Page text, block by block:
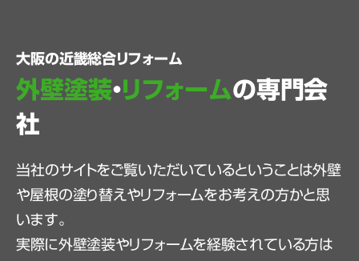
大阪の近畿総合リフォーム
外壁塗装・リフォームの専門会
社
当社のサイトをご覧いただいているということは外壁
や屋根の塗り替えやリフォームをお考えの方かと思
います。
実際に外壁塗装やリフォームを経験されている方は